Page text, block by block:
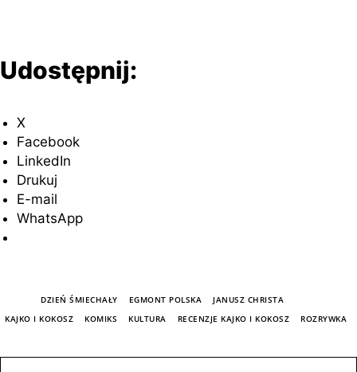
Udostępnij:
X
Facebook
LinkedIn
Drukuj
E-mail
WhatsApp
DZIEŃ ŚMIECHAŁY EGMONT POLSKA
JANUSZ CHRISTA
KAJKO I KOKOSZ
KOMIKS KULTURA RECENZJE KAJKO I KOKOSZ ROZRYWKA